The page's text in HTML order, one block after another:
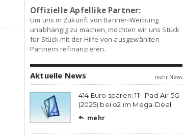
Offizielle Apfellike Partner:
Um uns in Zukunft von Banner-Werbung
unabhängig zu machen, möchten wir uns Stück
für Stück mit der Hilfe von ausgewählten
Partnern refinanzieren.
Aktuelle News mehr News
414 Euro sparen: 11″ iPad Air 5G
(2025) bei o2 im Mega-Deal
 mehr